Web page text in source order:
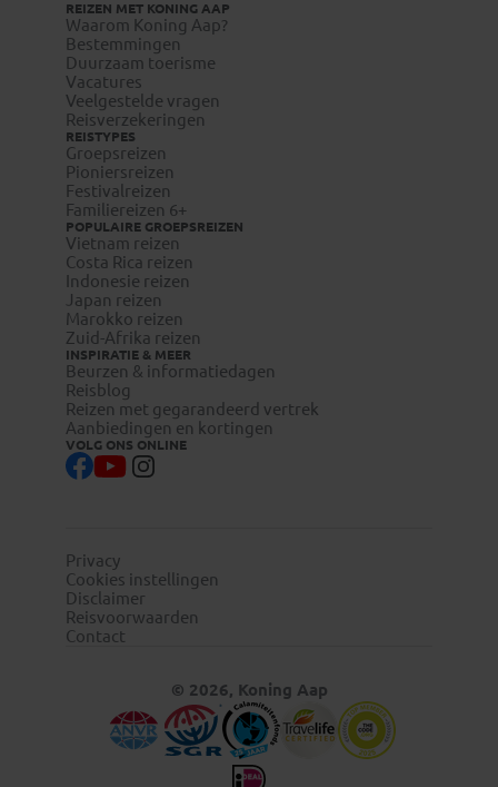
REIZEN MET KONING AAP
Waarom Koning Aap?
Bestemmingen
Duurzaam toerisme
Vacatures
Veelgestelde vragen
Reisverzekeringen
REISTYPES
Groepsreizen
Pioniersreizen
Festivalreizen
Familiereizen 6+
POPULAIRE GROEPSREIZEN
Vietnam reizen
Costa Rica reizen
Indonesie reizen
Japan reizen
Marokko reizen
Zuid-Afrika reizen
INSPIRATIE & MEER
Beurzen & informatiedagen
Reisblog
Reizen met gegarandeerd vertrek
Aanbiedingen en kortingen
VOLG ONS ONLINE
Privacy
Cookies instellingen
Disclaimer
Reisvoorwaarden
Contact
© 2026, Koning Aap